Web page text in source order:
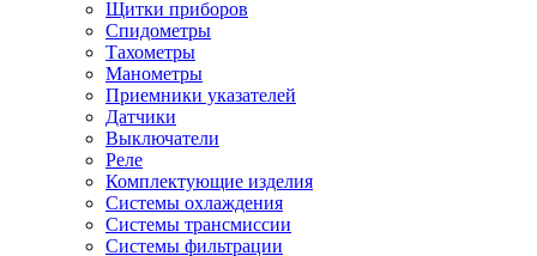
Щитки приборов
Спидометры
Тахометры
Манометры
Приемники указателей
Датчики
Выключатели
Реле
Комплектующие изделия
Системы охлаждения
Системы трансмиссии
Системы фильтрации